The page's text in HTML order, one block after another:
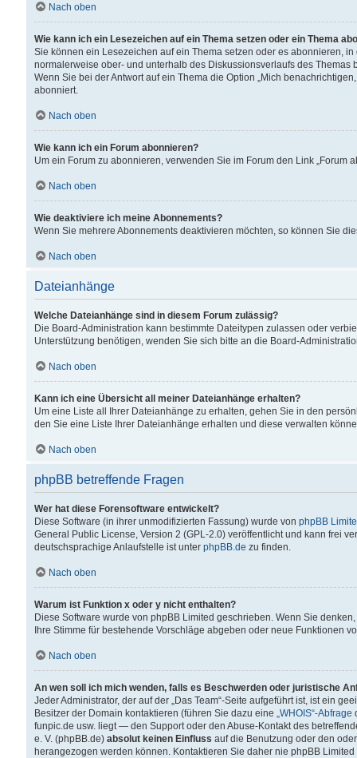
Nach oben
Wie kann ich ein Lesezeichen auf ein Thema setzen oder ein Thema
Sie können ein Lesezeichen auf ein Thema setzen oder es abonnieren,
normalerweise ober- und unterhalb des Diskussionsverlaufs des Themas
Wenn Sie bei der Antwort auf ein Thema die Option „Mich
abonniert.
Nach oben
Wie kann ich ein Forum abonnieren?
Um ein Forum zu abonnieren, verwenden Sie im Forum den Link „Forum
Nach oben
Wie deaktiviere ich meine Abonnements?
Wenn Sie mehrere Abonnements deaktivieren möchten, so können Sie
Nach oben
Dateianhänge
Welche Dateianhänge sind in diesem Forum zulässig?
Die Board-Administration kann bestimmte Dateitypen zulassen oder
Unterstützung benötigen, wenden Sie sich bitte an die Board-
Nach oben
Kann ich eine Übersicht all meiner Dateianhänge erhalten?
Um eine Liste all Ihrer Dateianhänge zu erhalten, gehen Sie in den
den Sie eine Liste Ihrer Dateianhänge erhalten und diese verwalten
Nach oben
phpBB betreffende Fragen
Wer hat diese Forensoftware entwickelt?
Diese Software (in ihrer unmodifizierten Fassung) wurde von phpBB
General Public License, Version 2 (GPL-2.0) veröffentlicht und kann frei
deutschsprachige Anlaufstelle ist unter phpBB.de zu finden.
Nach oben
Warum ist Funktion x oder y nicht enthalten?
Diese Software wurde von phpBB Limited geschrieben. Wenn Sie
Ihre Stimme für bestehende Vorschläge abgeben oder neue Funktionen
Nach oben
An wen soll ich mich wenden, falls es Beschwerden oder juristische
Jeder Administrator, der auf der „Das Team“-Seite aufgeführt ist, ist ein
Besitzer der Domain kontaktieren (führen Sie dazu eine „WHOIS“-Abfrage
funpic.de usw. liegt — den Support oder den Abuse-Kontakt des
e. V. (phpBB.de) absolut keinen Einfluss auf die Benutzung oder den
herangezogen werden können. Kontaktieren Sie daher nie phpBB